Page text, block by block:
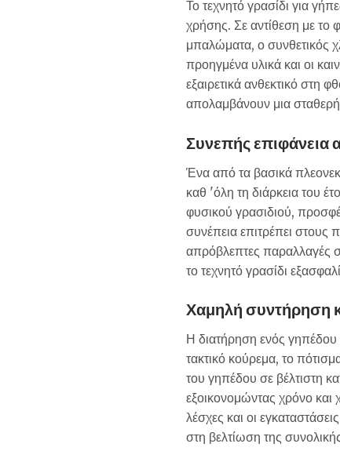
Το τεχνητό γρασίδι για
χρήσης. Σε αντίθεση με το
μπαλώματα, ο συνθετικός
προηγμένα υλικά και οι
εξαιρετικά ανθεκτικό στη
απολαμβάνουν μια σταθερή
Συνεπής επιφάνεια
Ένα από τα βασικά
καθ 'όλη τη διάρκεια του
φυσικού γρασιδιού,
συνέπεια επιτρέπει στους
απρόβλεπτες παραλλαγές
το τεχνητό γρασίδι
Χαμηλή συντήρηση
Η διατήρηση ενός γηπέδου
τακτικό κούρεμα, το
του γηπέδου σε βέλτιστη
εξοικονομώντας χρόνο και
λέσχες και οι
στη βελτίωση της